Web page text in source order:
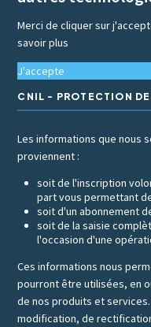
Merci de cliquer sur
savoir plus
J'accepte
CNIL - PROTECTION
Les informations que nous
proviennent :
soit de l'inscription
part vous permettant
soit d'un abonnement
soit de la saisie
l'occasion d'une
Ces informations nous
pourront être utilisées, en
de nos produits et
modification, de